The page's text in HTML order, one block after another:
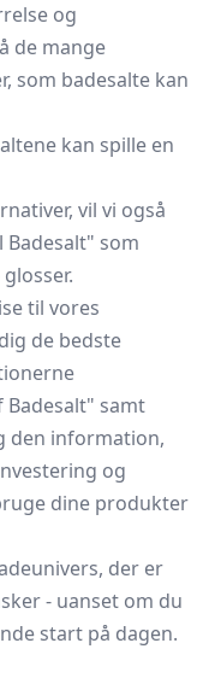
og
de mange
som badesalte kan
kan spille en
vil vi også
som
til vores
de bedste
Badesalt" samt
den information,
og
dine produkter
der er
- uanset om du
start på dagen.